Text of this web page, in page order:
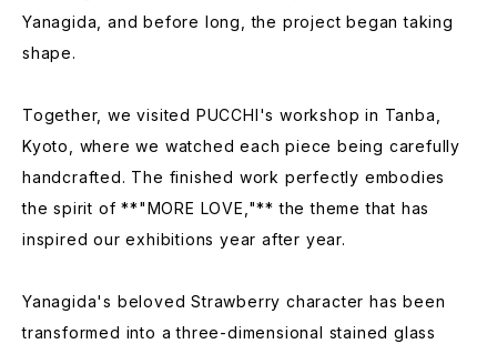
Yanagida, and before long, the project began taking
shape.
Together, we visited PUCCHI's workshop in Tanba,
Kyoto, where we watched each piece being carefully
handcrafted. The finished work perfectly embodies
the spirit of **"MORE LOVE,"** the theme that has
inspired our exhibitions year after year.
Yanagida's beloved Strawberry character has been
transformed into a three-dimensional stained glass